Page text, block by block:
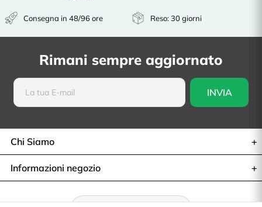
Consegna in 48/96 ore Reso: 30 giorni
Rimani sempre aggiornato
Chi Siamo
Informazioni negozio